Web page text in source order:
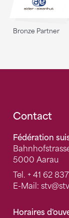
Bronze Partner
Contact
Fédération
5000 Aarau
Tel. + 41 62
E-Mail: stv
Horaires